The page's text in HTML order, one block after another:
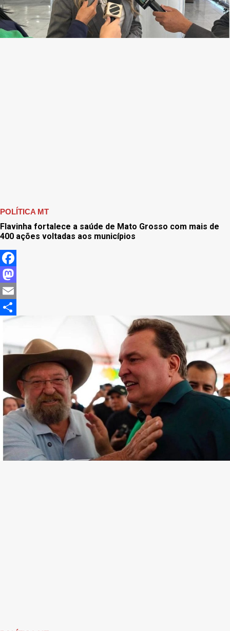
POLÍTICA MT
Flavinha fortalece a saúde de Mato Grosso com mais de
400 ações voltadas aos municípios
Facebook
Mastodon
Email
Share